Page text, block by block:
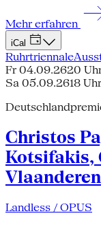
Mehr erfahren
iCal
Ruhrtriennale
Fr 04.09.2620
Sa 05.09.2618 Uhr
Christos
Kotsifakis,
Vlaanderen
Landless / OPUS